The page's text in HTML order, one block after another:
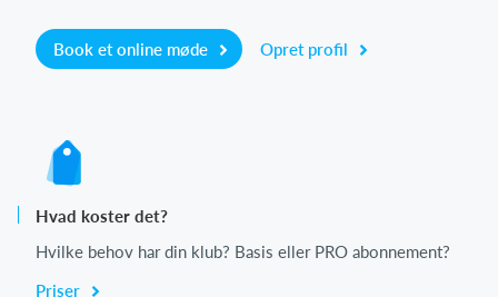
Book et online møde Opret profil
Hvad koster det?
Hvilke behov har din klub? Basis eller PRO abonnement?
Priser